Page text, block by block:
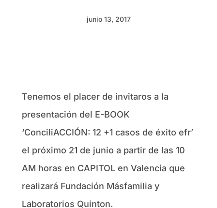
junio 13, 2017
Tenemos el placer de invitaros a la
presentación del E-BOOK
‘ConciliACCIÓN: 12 +1 casos de éxito efr’
el próximo 21 de junio a partir de las 10
AM horas en CAPITOL en Valencia que
realizará Fundación Másfamilia y
Laboratorios Quinton.